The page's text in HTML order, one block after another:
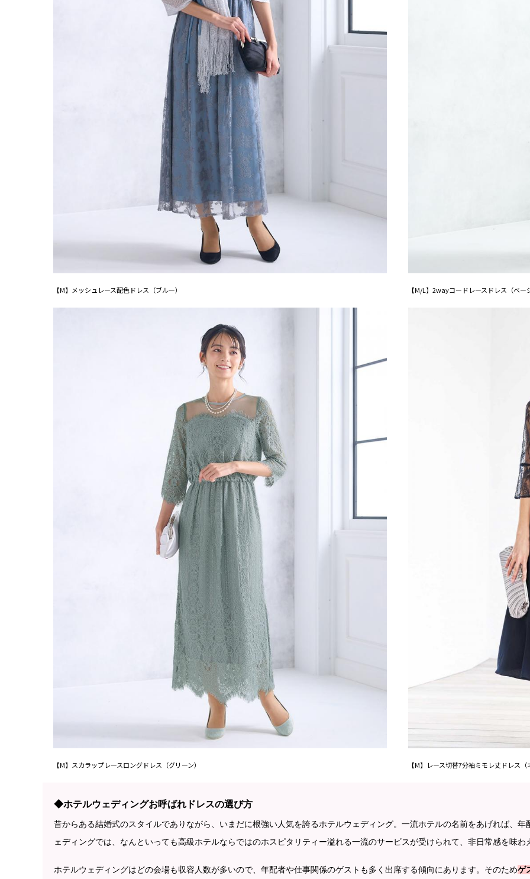
【M】メッシュレース配色ドレス（ブルー） 【M/L】2wayコードレースドレス（ベー
【M】スカラップレースロングドレス（グリーン） 【M】レース切替7分袖ミモレ丈ドレス
◆ホテルウェディングお呼ばれドレスの選び方
昔からある結婚式のスタイルでありながら、いまだに根強い人気を誇るホテルウェディング。一流ホテルの名前をあげれば、
ェディングでは、なんといっても高級ホテルならではのホスピタリティー溢れる一流のサービスが受けられて、非日常感を味
ホテルウェディングはどの会場も収容人数が多いので、年配者や仕事関係のゲストも多く出席する傾向にあります。そのためゲ